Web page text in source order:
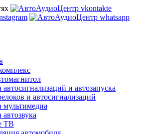
автосигнализаций и автозапуска
и автосигнализаций
мультимедиа
автозвука
ТВ